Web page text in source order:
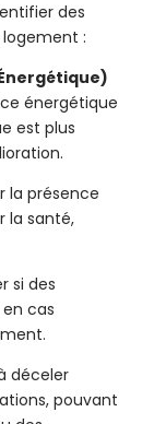
des
:
énergétique
est plus
la présence
la santé,
si des
cas
déceler
pouvant